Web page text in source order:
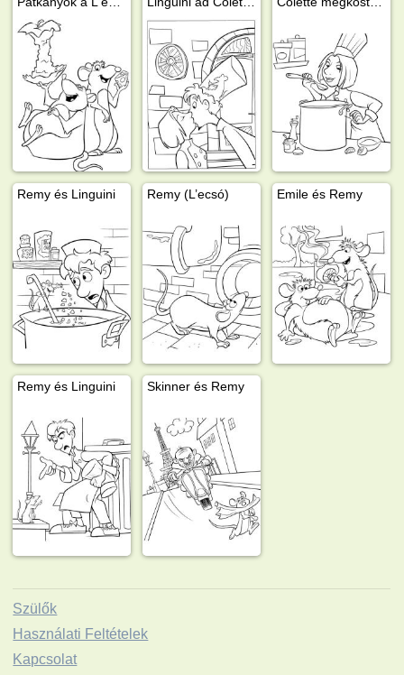
Remy és Linguini Remy (L’ecsó) Emile és Remy
Remy és Linguini Skinner és Remy
Szülők
Használati Feltételek
Kapcsolat